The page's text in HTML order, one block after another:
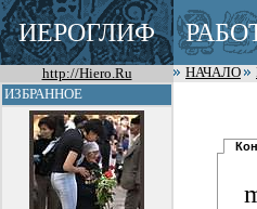
ИЕРОГЛИФ
http://Hiero.Ru НАЧАЛО
ИЗБРАННОЕ